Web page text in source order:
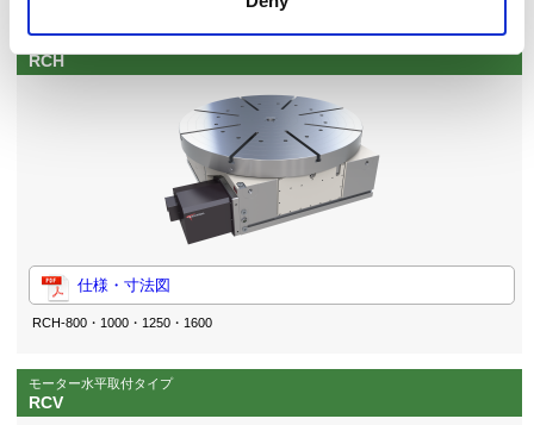
RCH
仕様・寸法図
RCH-800・1000・1250・1600
モーター水平取付タイプ
RCV